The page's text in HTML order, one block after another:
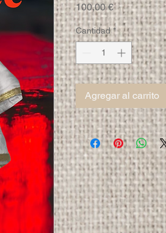
100,00 €Precio
Cantidad *
Agregar al carrito